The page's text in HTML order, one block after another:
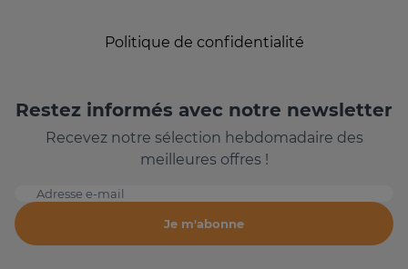
Politique de confidentialité
Restez informés avec notre newsletter
Recevez notre sélection hebdomadaire des
meilleures offres !
Adresse e-mail
Je m'abonne